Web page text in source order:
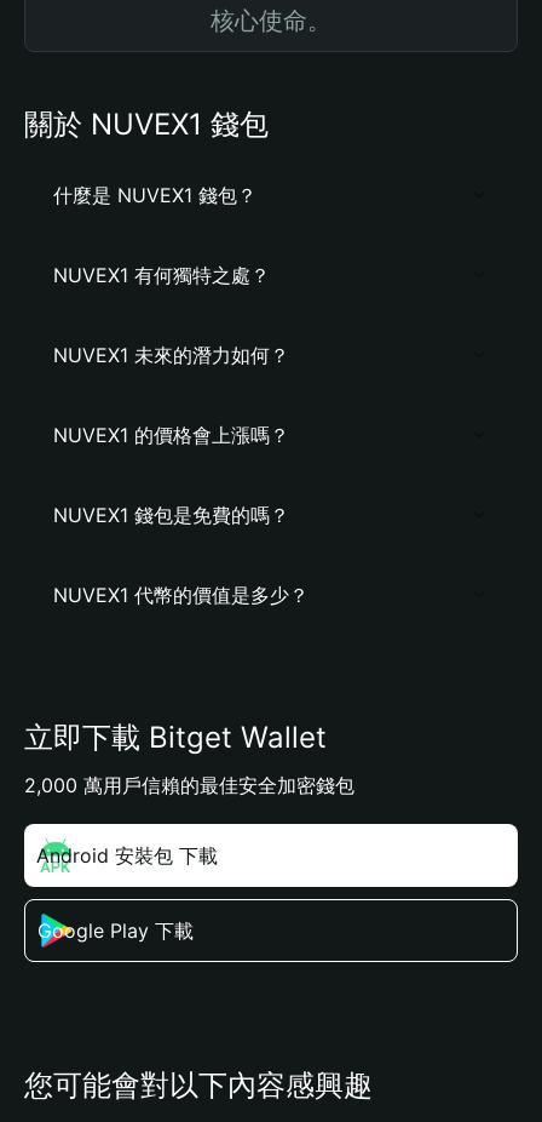
核心使命。
關於 NUVEX1 錢包
什麼是 NUVEX1 錢包？
NUVEX1 有何獨特之處？
NUVEX1 未來的潛力如何？
NUVEX1 的價格會上漲嗎？
NUVEX1 錢包是免費的嗎？
NUVEX1 代幣的價值是多少？
立即下載 Bitget Wallet
2,000 萬用戶信賴的最佳安全加密錢包
Android 安裝包 下載
Google Play 下載
您可能會對以下內容感興趣